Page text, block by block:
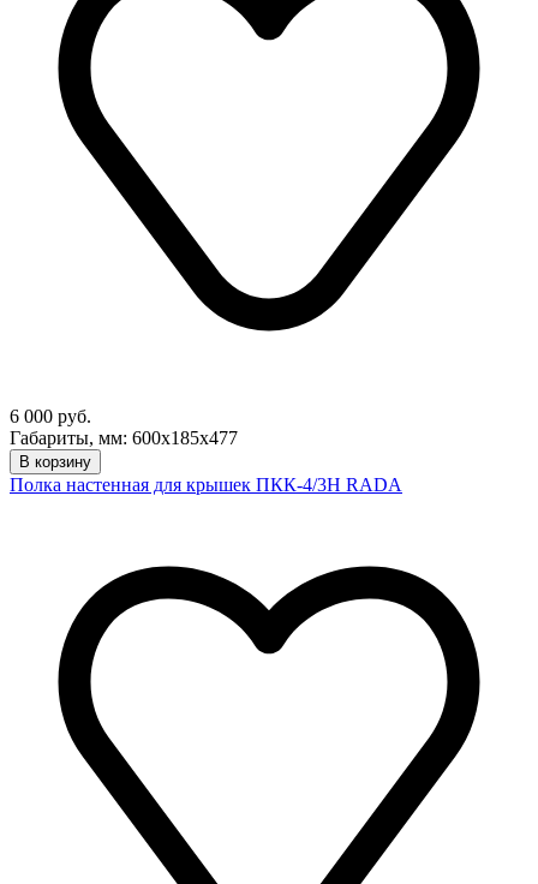
6 000 руб.
Габариты, мм: 600х185х477
В корзину
Полка настенная для крышек ПКК-4/3Н RADA